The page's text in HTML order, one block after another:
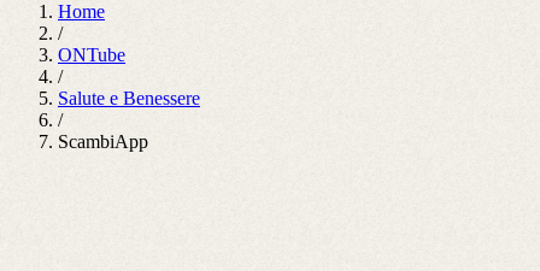
Home
/
ONTube
/
Salute e Benessere
/
ScambiApp